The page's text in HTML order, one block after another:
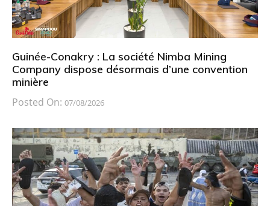
Guinée-Conakry : La société Nimba Mining
Company dispose désormais d’une convention
minière
Posted On: 07/08/2026